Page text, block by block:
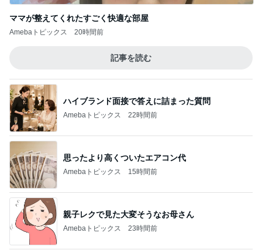
Amebaトピックス 15時間前
親子レクで見た大変そうなお母さん
Amebaトピックス 23時間前
アレク またすぐ会いたい妹タマラ
Amebaトピックス 11時間前